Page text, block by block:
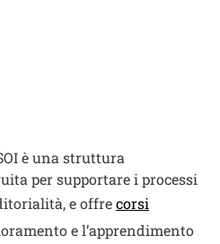
in una nuova finestra
in una nuova finestra
è una struttura
per supportare i processi
e offrecorsi
una nuova finestra
e l’apprendimento